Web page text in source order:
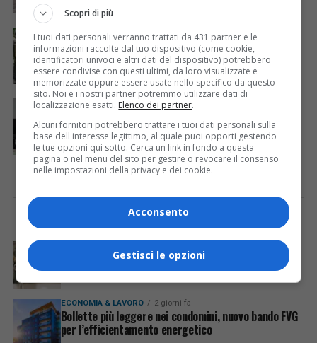
EVENTI & CULTURA 5 anni fa
Open call “Intersezioni – performance,
energia, sostenibilità”
EVENTI & CULTURA 6 anni fa
AreaDanza: decima edizione per l’urban
dance festival firmato da Arearea
Acqua da usare con cautela nell’Udinese: ecco tutte
le frazioni sotto osservazione
ECONOMIA & LAVORO 2 giorni fa
Bollette più leggere nei condomini, nuovo bando FVG
per l’efficientamento energetico
Scopri di più
I tuoi dati personali verranno trattati da 431 partner e le
informazioni raccolte dal tuo dispositivo (come cookie,
identificatori univoci e altri dati del dispositivo) potrebbero
essere condivise con questi ultimi, da loro visualizzate e
memorizzate oppure essere usate nello specifico da questo
sito. Noi e i nostri partner potremmo utilizzare dati di
localizzazione esatti. Elenco dei partner.
Alcuni fornitori potrebbero trattare i tuoi dati personali sulla
base dell'interesse legittimo, al quale puoi opporti gestendo
le tue opzioni qui sotto. Cerca un link in fondo a questa
pagina o nel menu del sito per gestire o revocare il consenso
nelle impostazioni della privacy e dei cookie.
Acconsento
Gestisci le opzioni